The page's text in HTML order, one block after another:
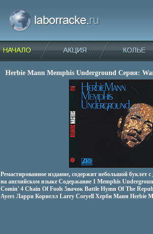
Herbie Mann Memphis Underground Серия:
Ремастированное издание, содержит небольшой буклет
на английском языке Содержание 1 Memphis
Comin' 4 Chain Of Fools 5вачок Battle Hymn Of The
Ayers Ларри Кориелл Larry Coryell Херби Манн Herbie